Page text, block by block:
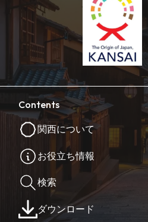
Contents
関西について
お役立ち情報
検索
ダウンロード